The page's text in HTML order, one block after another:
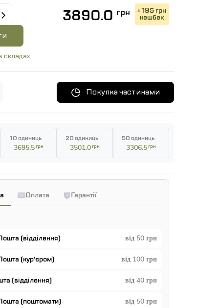
3890.0 грн + 195 грн
кешбек
складах
Покупка частинами
10 одиниць
3695.5грн
20 одиниць
3501.0грн
50 одиниць
3306.5грн
Оплата Гарантії
(відділення) від 50 грн
(кур'єром) від 100 грн
(відділення) від 40 грн
(поштомати) від 50 грн